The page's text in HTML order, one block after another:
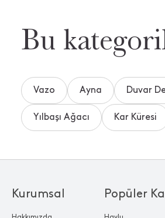
Bu
Vazo Ayna Duvar
Yılbaşı Ağacı Kar Küresi
Popüler
Kurumsal